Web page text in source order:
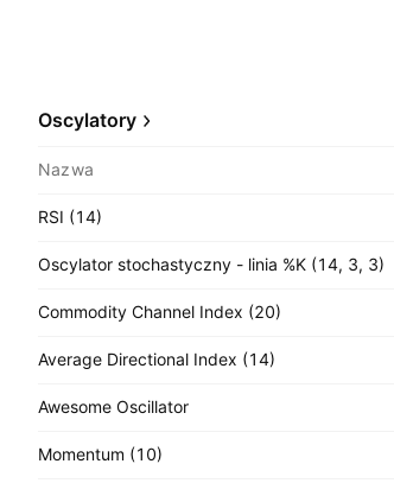
Oscylatory
Nazwa
RSI (14)
Oscylator stochastyczny - linia %K (14, 3, 3)
Commodity Channel Index (20)
Average Directional Index (14)
Awesome Oscillator
Momentum (10)